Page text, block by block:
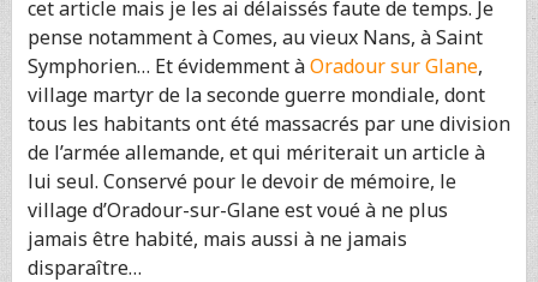
cet article mais je les ai délaissés faute de temps. Je
pense notamment à Comes, au vieux Nans, à Saint
Symphorien… Et évidemment àOradour sur Glane,
village martyr de la seconde guerre mondiale, dont
tous les habitants ont été massacrés par une division
de l’armée allemande, et qui mériterait un article à
lui seul. Conservé pour le devoir de mémoire, le
village d’Oradour-sur-Glane est voué à ne plus
jamais être habité, mais aussi à ne jamais
disparaître…